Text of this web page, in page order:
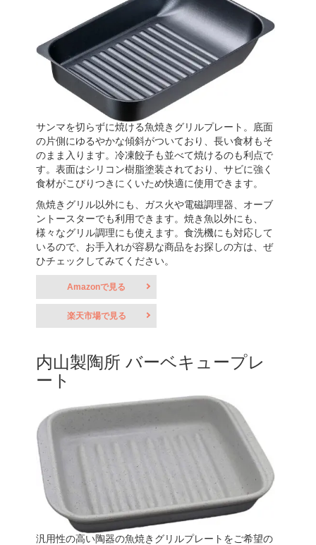
サンマを切らずに焼ける魚焼きグリルプレート。底面
の片側にゆるやかな傾斜がついており、長い食材もそ
のまま入ります。冷凍餃子も並べて焼けるのも利点で
す。表面はシリコン樹脂塗装されており、サビに強く
食材がこびりつきにくいため快適に使用できます。
魚焼きグリル以外にも、ガス火や電磁調理器、オーブ
ントースターでも利用できます。焼き魚以外にも、
様々なグリル調理にも使えます。食洗機にも対応して
いるので、お手入れが容易な商品をお探しの方は、ぜ
ひチェックしてみてください。
Amazonで見る
楽天市場で見る
内山製陶所 バーベキュープレ
ート
汎用性の高い陶器の魚焼きグリルプレートをご希望の